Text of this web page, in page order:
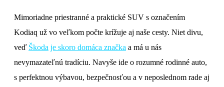
Mimoriadne priestranné a praktické SUV s označením
Kodiaq už vo veľkom počte krížuje aj naše cesty. Niet divu,
veď Škoda je skoro domáca značka a má u nás
nevymazateľnú tradíciu. Navyše ide o rozumné rodinné auto,
s perfektnou výbavou, bezpečnosťou a v neposlednom rade aj